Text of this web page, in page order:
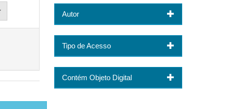
Autor
Tipo de Acesso
Contém Objeto Digital